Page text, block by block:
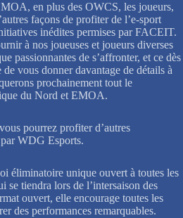
en plus des OWCS, les joueurs,
façons de profiter de l’e-sport
inédites permises par FACEIT.
à nos joueuses et joueurs diverses
passionnantes de s’affronter, et ce dès
vous donner davantage de détails à
prochainement tout le
du Nord et EMOA.
pourrez profiter d’autres
WDG Esports.
éliminatoire unique ouvert à toutes les
se tiendra lors de l’intersaison des
ouvert, elle encourage toutes les
des performances remarquables.